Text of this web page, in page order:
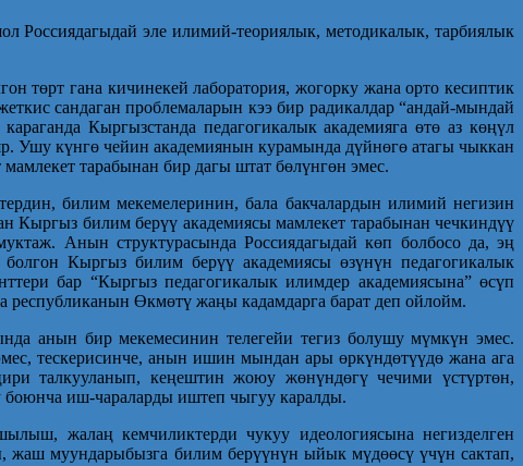
Россиядагыдай эле илимий-теориялык, методикалык, тарбиялык
төрт гана кичинекей лаборатория, жогорку жана орто кесиптик
сандаган проблемаларын кээ бир радикалдар “андай-мындай
Кыргызстанда педагогикалык академияга өтө аз көңүл
Ушу күнгө чейин академиянын курамында дүйнөгө атагы чыккан
тарабынан бир дагы штат бөлүнгөн эмес.
билим мекемелеринин, бала бакчалардын илимий негизин
Кыргыз билим берүү академиясы мамлекет тарабынан чечкиндүү
Анын структурасында Россиядагыдай көп болбосо да, эң
Кыргыз билим берүү академиясы өзүнүн педа­гогикалык
бар “Кыргыз педагогикалык илимдер академиясына” өсүп
республиканын Өкмөтү жаңы кадамдарга барат деп ойлойм.
анын бир мекемесинин телегейи тегиз болушу мүмкүн эмес.
тескерисинче, анын ишин мындан ары өркүндөтүүдө жана ага
талкууланып, кеңештин жоюу жөнүндөгү чечими үстүртөн,
боюнча иш-чараларды иштеп чыгуу каралды.
жалаң кемчиликтерди чукуу идеологиясына негизделген
муундарыбызга билим берүүнүн ыйык мүдөөсү үчүн сактап,